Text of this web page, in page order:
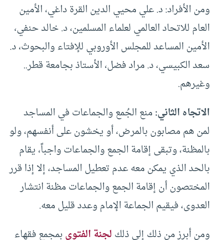
ومن الأفراد: د. علي محيي الدين القرة داغي، الأمين
العام للاتحاد العالمي لعلماء المسلمين، د. خالد حنفي،
الأمين المساعد للمجلس الأوروبي للإفتاء والبحوث، د.
سعد الكبيسي، د. مراد فضل، الأستاذ بجامعة قطر..
وغيرهم.
الاتجاه الثاني:منع الجُمع والجماعات في المساجد
لمن هم مصابون بالمرض، أو يخشون على أنفسهم، ولو
بالمظنة، وتبقى إقامة الجمع والجماعات واجباً، يقام
بالحد الذي يمكن معه عدم تعطيل المساجد، إلا إذا قرر
المختصون أن إقامة الجمع والجماعات مظنة انتشار
العدوى، فيقيم الجماعة الإمام وعدد قليل معه.
ومن أبرز من ذلك إلى ذلكلجنة الفتوىبمجمع فقهاء